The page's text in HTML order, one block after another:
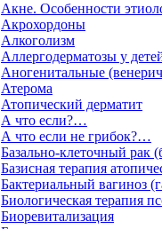
Акне. Особенности
Акрохордоны
Алкоголизм
Аллергодерматозы у
Аногенитальные
Атерома
Атопический дерматит
А что если?…
А что если не грибок?…
Базально-клеточный рак
Базисная терапия
Бактериальный вагиноз
Биологическая терапия
Биоревитализация